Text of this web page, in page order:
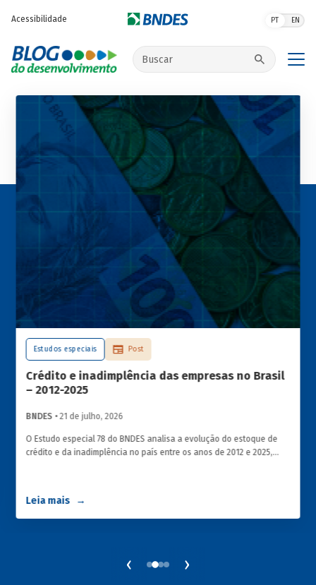
Acessibilidade PT EN
Buscar no site
Estudos especiais Post
Crédito e inadimplência das empresas no Brasil
– 2012-2025
BNDES • 21 de julho, 2026
O Estudo especial 78 do BNDES analisa a evolução do estoque de
crédito e da inadimplência no país entre os anos de 2012 e 2025,
Leia mais
‹ ›